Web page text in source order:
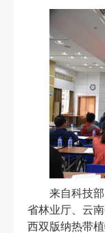
来自科技
省林业厅、云
西双版纳热带